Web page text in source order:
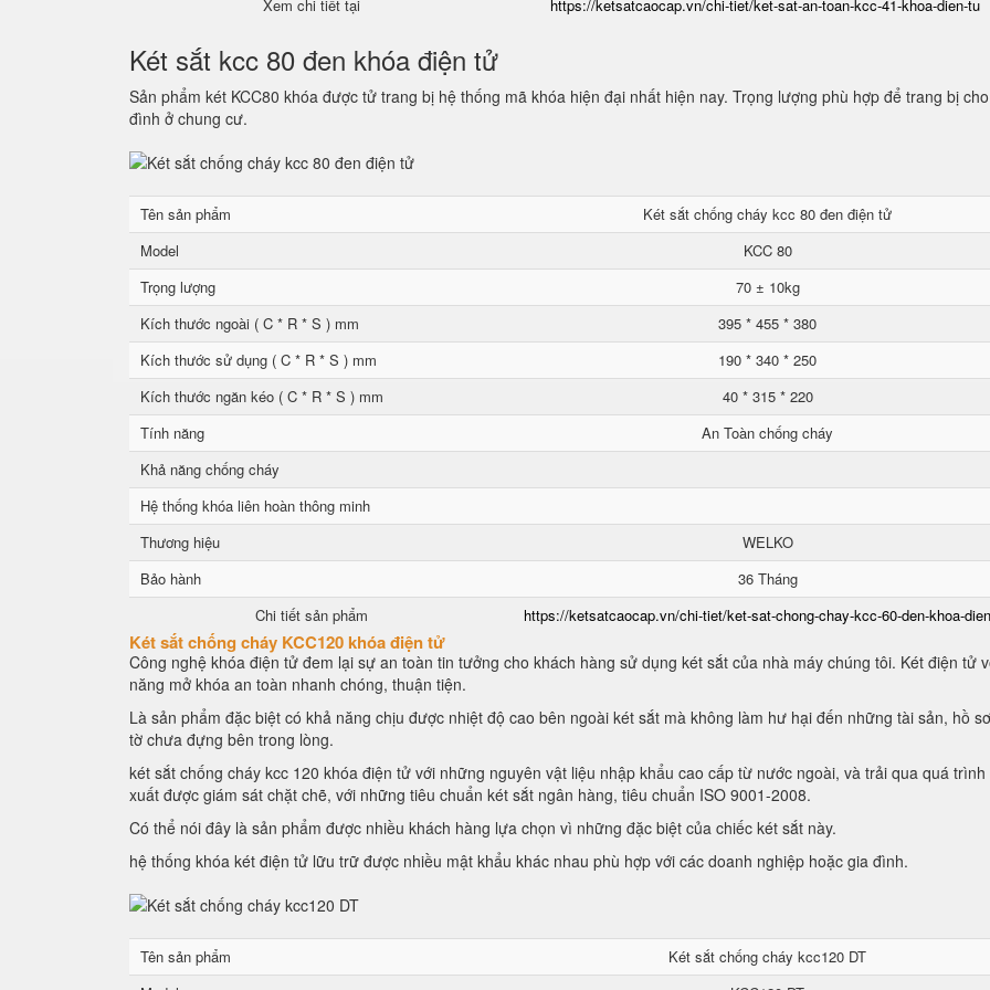
Xem chi tiết tại https://ketsatcaocap.vn/chi-tiet/ket-sat-an-toan-kcc-41-khoa-dien-tu
Két sắt kcc 80 đen khóa điện tử
Sản phẩm két KCC80 khóa được tử trang bị hệ thống mã khóa hiện đại nhất hiện nay. Trọng lượng phù hợp để trang bị
đình ở chung cư.
Tên sản phẩm
Két sắt chống cháy kcc 80 đen điện tử
Model
KCC 80
Trọng lượng
70 ± 10kg
Kích thước ngoài ( C * R * S ) mm
395 * 455 * 380
Kích thước sử dụng ( C * R * S ) mm
190 * 340 * 250
Kích thước ngăn kéo ( C * R * S ) mm
40 * 315 * 220
Tính năng
An Toàn chống cháy
Khả năng chống cháy
Hệ thống khóa liên hoàn thông minh
Thương hiệu
WELKO
Bảo hành
36 Tháng
Chi tiết sản phẩm
https://ketsatcaocap.vn/chi-tiet/ket-sat-chong-chay-kcc-60-den-khoa-
Két sắt chống cháy KCC120 khóa điện tử
Công nghệ khóa điện tử đem lại sự an toàn tin tưởng cho khách hàng sử dụng két sắt của nhà máy chúng tôi. Két điện tử
năng mở khóa an toàn nhanh chóng, thuận tiện.
Là sản phẩm đặc biệt có khả năng chịu được nhiệt độ cao bên ngoài két sắt mà không làm hư hại đến những tài sản, hồ
tờ chưa đựng bên trong lòng.
két sắt chống cháy kcc 120 khóa điện tử với những nguyên vật liệu nhập khẩu cao cấp từ nước ngoài, và trải qua quá trình
xuất được giám sát chặt chẽ, với những tiêu chuẩn két sắt ngân hàng, tiêu chuẩn ISO 9001-2008.
Có thể nói đây là sản phẩm được nhiều khách hàng lựa chọn vì những đặc biệt của chiếc két sắt này.
hệ thống khóa két điện tử lữu trữ được nhiều mật khẩu khác nhau phù hợp với các doanh nghiệp hoặc gia đình.
Tên sản phẩm
Két sắt chống cháy kcc120 DT